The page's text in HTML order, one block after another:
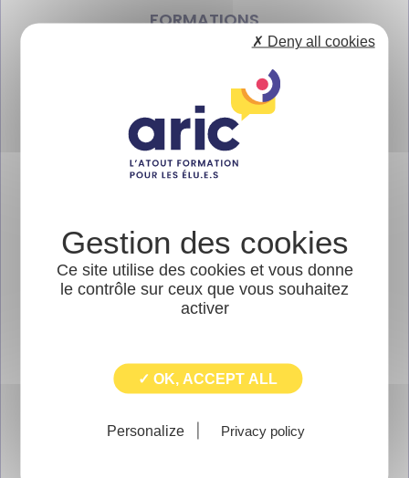
FORMATIONS
INITIATIVES LOCALES
LES DERNIÈRES LETTRES DE L'ARIC
Newsletter
"Au coeur de ma
Ce site utilise des cookies et vous donne
le contrôle sur ceux que vous souhaitez
activer
✓ OK, ACCEPT ALL
✗ Deny all cookies
Personalize Privacy policy